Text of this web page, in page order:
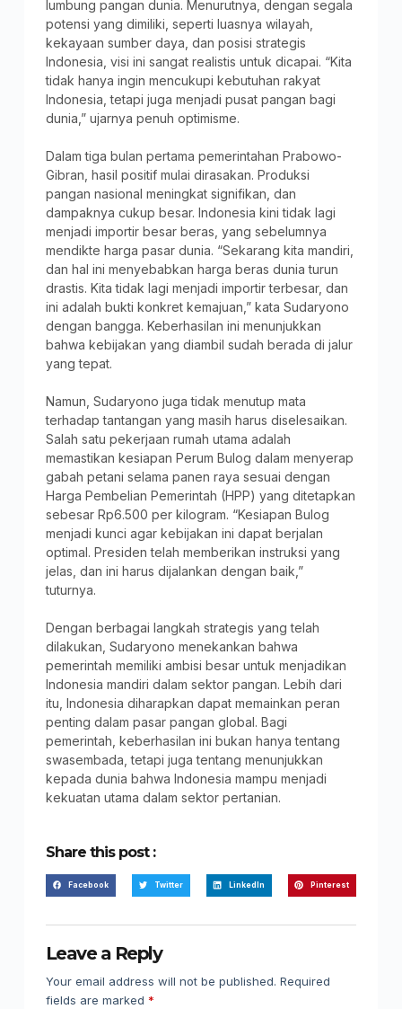
lumbung pangan dunia. Menurutnya, dengan segala
potensi yang dimiliki, seperti luasnya wilayah,
kekayaan sumber daya, dan posisi strategis
Indonesia, visi ini sangat realistis untuk dicapai. “Kita
tidak hanya ingin mencukupi kebutuhan rakyat
Indonesia, tetapi juga menjadi pusat pangan bagi
dunia,” ujarnya penuh optimisme.
Dalam tiga bulan pertama pemerintahan Prabowo-
Gibran, hasil positif mulai dirasakan. Produksi
pangan nasional meningkat signifikan, dan
dampaknya cukup besar. Indonesia kini tidak lagi
menjadi importir besar beras, yang sebelumnya
mendikte harga pasar dunia. “Sekarang kita mandiri,
dan hal ini menyebabkan harga beras dunia turun
drastis. Kita tidak lagi menjadi importir terbesar, dan
ini adalah bukti konkret kemajuan,” kata Sudaryono
dengan bangga. Keberhasilan ini menunjukkan
bahwa kebijakan yang diambil sudah berada di jalur
yang tepat.
Namun, Sudaryono juga tidak menutup mata
terhadap tantangan yang masih harus diselesaikan.
Salah satu pekerjaan rumah utama adalah
memastikan kesiapan Perum Bulog dalam menyerap
gabah petani selama panen raya sesuai dengan
Harga Pembelian Pemerintah (HPP) yang ditetapkan
sebesar Rp6.500 per kilogram. “Kesiapan Bulog
menjadi kunci agar kebijakan ini dapat berjalan
optimal. Presiden telah memberikan instruksi yang
jelas, dan ini harus dijalankan dengan baik,”
tuturnya.
Dengan berbagai langkah strategis yang telah
dilakukan, Sudaryono menekankan bahwa
pemerintah memiliki ambisi besar untuk menjadikan
Indonesia mandiri dalam sektor pangan. Lebih dari
itu, Indonesia diharapkan dapat memainkan peran
penting dalam pasar pangan global. Bagi
pemerintah, keberhasilan ini bukan hanya tentang
swasembada, tetapi juga tentang menunjukkan
kepada dunia bahwa Indonesia mampu menjadi
kekuatan utama dalam sektor pertanian.
Share this post :
Facebook Twitter LinkedIn Pinterest
Leave a Reply
Your email address will not be published. Required
fields are marked *